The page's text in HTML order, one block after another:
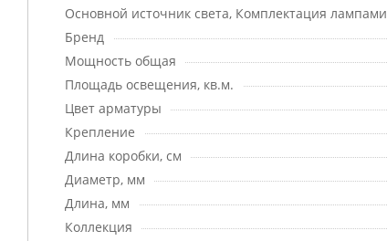
Основной источник света, Комплектация лампами
Бренд
Мощность общая
Площадь освещения, кв.м.
Цвет арматуры
Крепление
Длина коробки, см
Диаметр, мм
Длина, мм
Коллекция